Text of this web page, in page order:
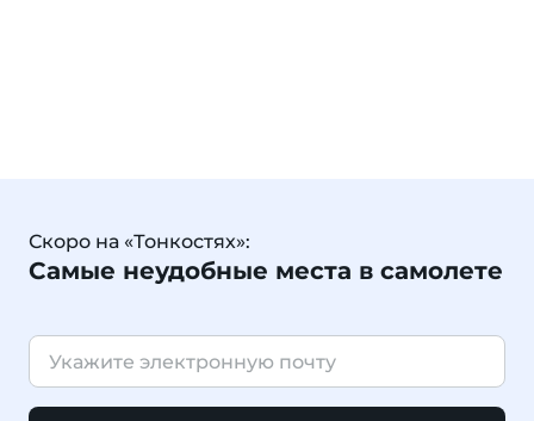
Скоро на «Тонкостях»:
Самые неудобные места в самолете